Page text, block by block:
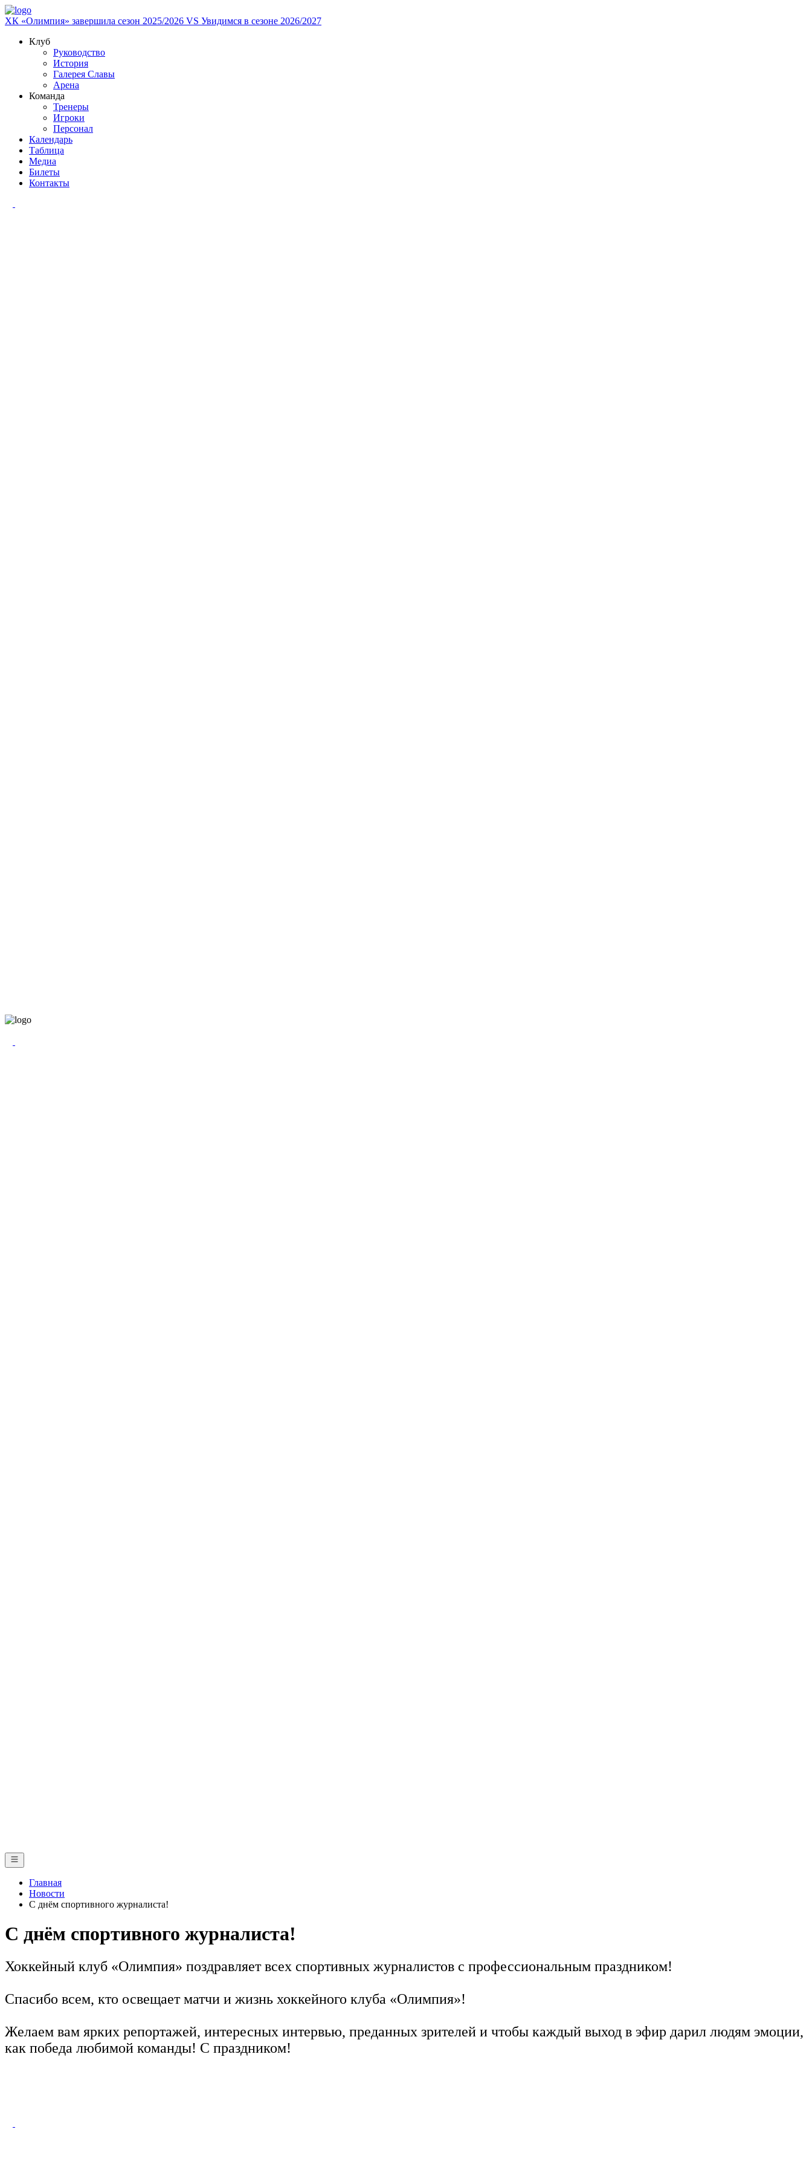
ХК «Олимпия» завершила сезон 2025/2026 VS Увидимся в сезоне 2026/2027
Клуб
Руководство
История
Галерея Славы
Арена
Команда
Тренеры
Игроки
Персонал
Календарь
Таблица
Медиа
Билеты
Контакты
Главная
Новости
С днём спортивного журналиста!
С днём спортивного журналиста!
Хоккейный клуб «Олимпия» поздравляет всех спортивных журналистов с профессиональным праздником!
Спасибо всем, кто освещает матчи и жизнь хоккейного клуба «Олимпия»!
Желаем вам ярких репортажей, интересных интервью, преданных зрителей и чтобы каждый выход в эфир дарил людям эмоции,
как победа любимой команды! С праздником!